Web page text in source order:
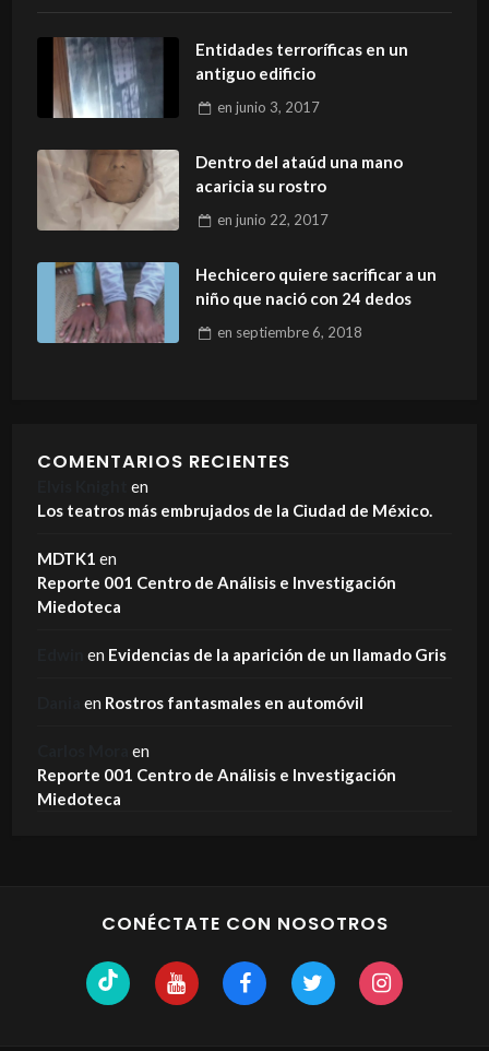
Entidades terroríficas en un
antiguo edificio
en junio 3, 2017
Dentro del ataúd una mano
acaricia su rostro
en junio 22, 2017
Hechicero quiere sacrificar a un
niño que nació con 24 dedos
en septiembre 6, 2018
COMENTARIOS RECIENTES
en
Los teatros más embrujados de la Ciudad de México.
MDTK1 en
Reporte 001 Centro de Análisis e Investigación
Miedoteca
en Evidencias de la aparición de un llamado Gris
en Rostros fantasmales en automóvil
en
Reporte 001 Centro de Análisis e Investigación
Miedoteca
CONÉCTATE CON NOSOTROS